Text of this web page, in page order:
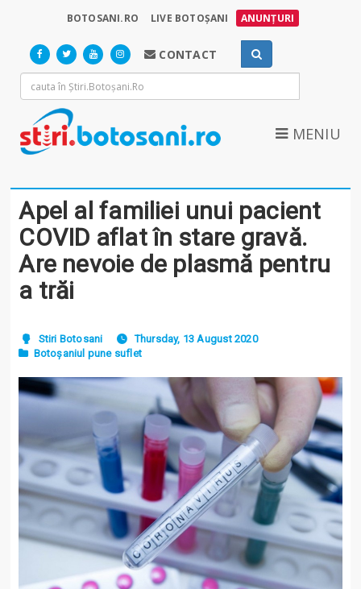
BOTOSANI.RO LIVE BOTOȘANI ANUNȚURI
CONTACT
MENIU
Apel al familiei unui pacient
COVID aflat în stare gravă.
Are nevoie de plasmă pentru
a trăi
Stiri Botosani
Thursday, 13 August 2020
Botoșaniul pune suflet